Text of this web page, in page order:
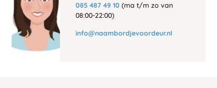
085 487 49 10 (ma t/m zo van
08:00-22:00)
info@naambordjevoordeur.nl